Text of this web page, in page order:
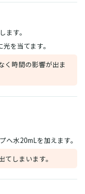
ます。
を当てます。
く時間の影響が出ま
へ水20mLを加えます。
しまいます。